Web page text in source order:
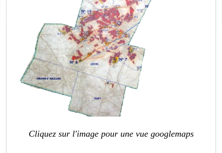
Cliquez sur l'image pour une vue googlemaps